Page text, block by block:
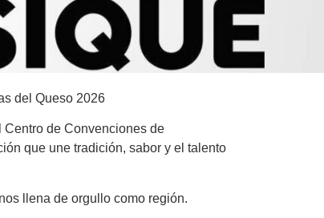
del Queso 2026
Centro de Convenciones de
que une tradición, sabor y el talento
llena de orgullo como región.